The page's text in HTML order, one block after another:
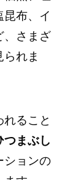
布、イ
、さまざ
れま
ること
つまぶし
ションの